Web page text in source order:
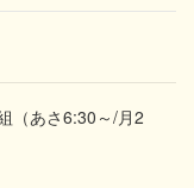
（あさ6:30～/月2